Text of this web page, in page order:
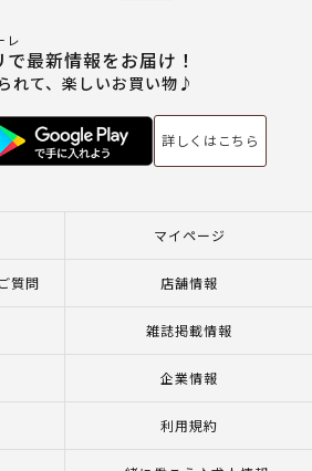
レ
最新情報をお届け！
れて、楽しいお買い物♪
詳しくはこちら
マイページ
質問 店舗情報
雑誌掲載情報
企業情報
利用規約